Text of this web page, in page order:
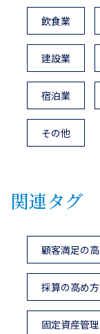
飲食業
建設業
宿泊業
その他
関連タグ
顧客満足の
採算の高め方
固定資産管